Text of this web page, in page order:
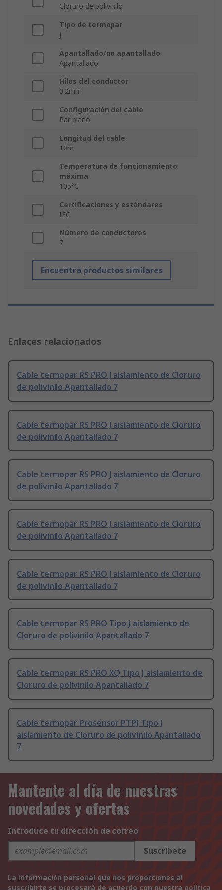
Cloruro de polivinilo
Tipo de termopar
J
Apantallado/no apantallado
Apantallado
Hilos del conductor
0.2mm
Configuración del cable
Par plano
Longitud del cable
10m
Temperatura de funcionamiento
máxima
105°C
Certificaciones y estándares
IEC
Número de conductores
7
Encuentra productos similares
Enlaces relacionados
Cable termopar RS PRO J aislamiento de Cloruro
de polivinilo Apantallado 7
Cable termopar RS PRO J aislamiento de Cloruro
de polivinilo Apantallado 7
Cable termopar RS PRO J aislamiento de Cloruro
de polivinilo Apantallado 7
Cable termopar RS PRO J aislamiento de Cloruro
de polivinilo Apantallado 7
Cable termopar RS PRO J aislamiento de Cloruro
de polivinilo Apantallado 7
Cable termopar RS PRO Tipo J aislamiento de
Cloruro de polivinilo Apantallado 7
Cable termopar RS PRO XQ Tipo J aislamiento de
Cloruro de polivinilo Apantallado 7
Cable termopar Prosensor PTPJ Tipo J
aislamiento de Cloruro de polivinilo Apantallado
7
Mantente al día de nuestras
novedades y ofertas
Introduce tu dirección de correo
Suscríbete
La información personal que nos proporciones al
suscribirte se procesará de acuerdo con nuestra política